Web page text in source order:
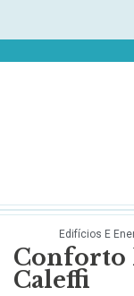
Edifícios E
Conforto
Caleffi